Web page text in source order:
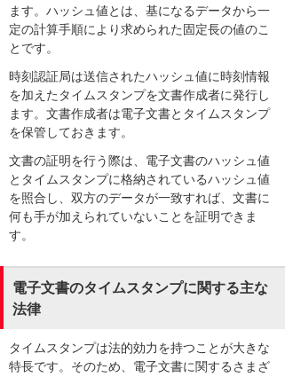
ます。ハッシュ値とは、基になるデータから一
定の計算手順により求められた固定長の値のこ
とです。
時刻認証局は送信されたハッシュ値に時刻情報
を加えたタイムスタンプを文書作成者に発行し
ます。文書作成者は電子文書とタイムスタンプ
を保管しておきます。
文書の証明を行う際は、電子文書のハッシュ値
とタイムスタンプに格納されているハッシュ値
を照合し、双方のデータが一致すれば、文書に
何も手が加えられていないことを証明できま
す。
電子文書のタイムスタンプに関する主な
法律
タイムスタンプは法的効力を持つことが大きな
特長です。そのため、電子文書に関するさまざ